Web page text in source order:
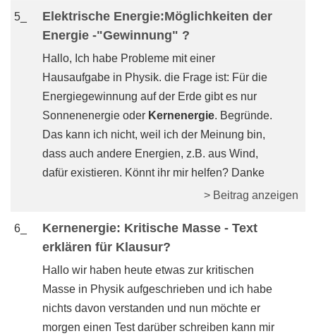
5_
Elektrische Energie:Möglichkeiten der
Energie -"Gewinnung" ?
Hallo, Ich habe Probleme mit einer
Hausaufgabe in Physik. die Frage ist: Für die
Energiegewinnung auf der Erde gibt es nur
Sonnenenergie oder Kernenergie. Begründe.
Das kann ich nicht, weil ich der Meinung bin,
dass auch andere Energien, z.B. aus Wind,
dafür existieren. Könnt ihr mir helfen? Danke
> Beitrag anzeigen
6_
Kernenergie: Kritische Masse - Text
erklären für Klausur?
Hallo wir haben heute etwas zur kritischen
Masse in Physik aufgeschrieben und ich habe
nichts davon verstanden und nun möchte er
morgen einen Test darüber schreiben kann mir